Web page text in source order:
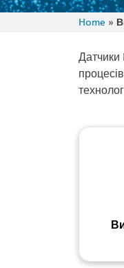
Home »
Датчики